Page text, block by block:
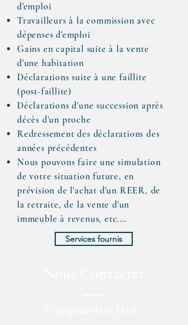
d'emploi
Travailleurs à la commission avec
dépenses d'emploi
Gains en capital suite à la vente
d'une habitation
Déclarations suite à une faillite
(post-faillite)
Déclarations d'une succession après
décès d'un proche
Redressement des déclarations des
années précédentes
Nous pouvons faire une simulation
de votre situation future, en
prévision de l'achat d'un REER, de
la retraite, de la vente d'un
immeuble à revenus, etc.…
Services fournis